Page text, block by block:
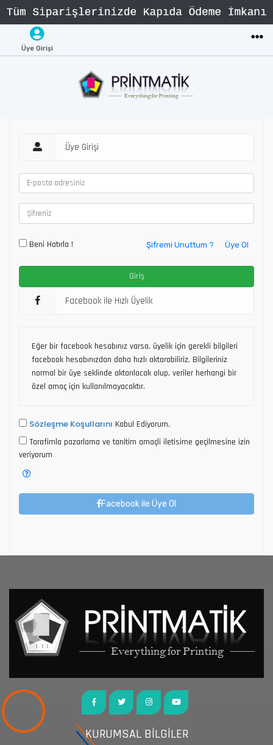
Üye Girişi
Üye Girişi
Beni Hatırla ! Üye Ol
Şifremi Unuttum ?
Facebook ile Hızlı Üyelik
Eğer bir facebook hesabınız varsa, üyelik için gerekli bilgileri
facebook hesabınızdan daha hızlı aktarabiliriz. Bilgileriniz
normal bir üye seklinde aktarılacak olup, veriler herhangi bir
özel amaç için kullanılmayacaktır.
Sözleşme Koşullarını Kabul Ediyorum.
Tarafimla pazarlama ve tanitim amaçli iletisime geçilmesine izin
veriyorum
Facebook ile Üye Ol
KURUMSAL BİLGİLER